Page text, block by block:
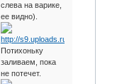
слева на варике,
ее видно).
Потихоньку
заливаем, пока
не потечет.